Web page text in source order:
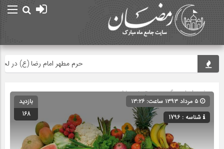
حرم مطهر امام رضا (ع) در لحظه
صفحه اصلی» گروه » دسته‌بندی نشده
شناسه : 1796
بازدید
168